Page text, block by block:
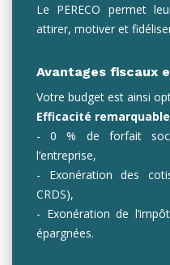
Le PERECO permet
attirer, motiver et
Avantages fiscaux
Votre budget est ainsi
Efficacité
- 0 % de forfait
l’entreprise,
- Exonération des
CRDS),
- Exonération de
épargnées.